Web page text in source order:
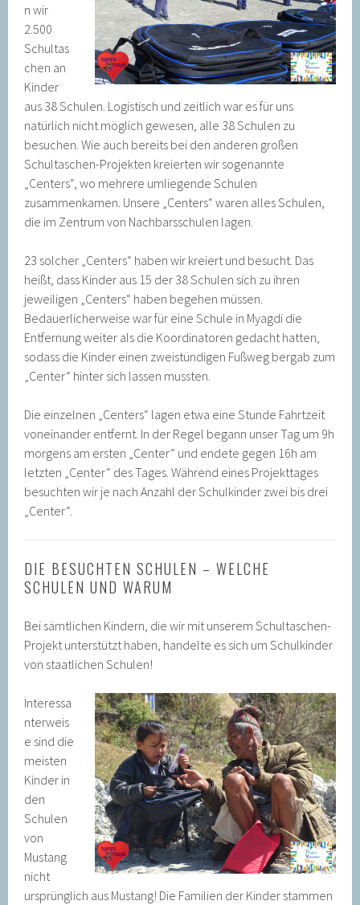
n wir
2.500
Schultas
chen an
Kinder
aus 38 Schulen. Logistisch und zeitlich war es für uns
natürlich nicht möglich gewesen, alle 38 Schulen zu
besuchen. Wie auch bereits bei den anderen großen
Schultaschen-Projekten kreierten wir sogenannte
„Centers“, wo mehrere umliegende Schulen
zusammenkamen. Unsere „Centers“ waren alles Schulen,
die im Zentrum von Nachbarsschulen lagen.
23 solcher „Centers“ haben wir kreiert und besucht. Das
heißt, dass Kinder aus 15 der 38 Schulen sich zu ihren
jeweiligen „Centers“ haben begehen müssen.
Bedauerlicherweise war für eine Schule in Myagdi die
Entfernung weiter als die Koordinatoren gedacht hatten,
sodass die Kinder einen zweistündigen Fußweg bergab zum
„Center“ hinter sich lassen mussten.
Die einzelnen „Centers“ lagen etwa eine Stunde Fahrtzeit
voneinander entfernt. In der Regel begann unser Tag um 9h
morgens am ersten „Center“ und endete gegen 16h am
letzten „Center“ des Tages. Während eines Projekttages
besuchten wir je nach Anzahl der Schulkinder zwei bis drei
„Center“.
DIE BESUCHTEN SCHULEN – WELCHE
SCHULEN UND WARUM
Bei sämtlichen Kindern, die wir mit unserem Schultaschen-
Projekt unterstützt haben, handelte es sich um Schulkinder
von staatlichen Schulen!
Interessa
nterweis
e sind die
meisten
Kinder in
den
Schulen
von
Mustang
nicht
ursprünglich aus Mustang! Die Familien der Kinder stammen